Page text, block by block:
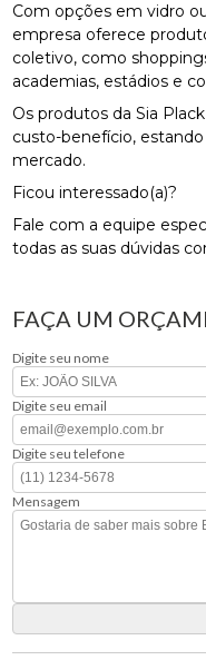
Com opções em vidro
empresa oferece
coletivo, como
academias, estádios e
Os produtos da Sia
custo-benefício,
mercado.
Ficou interessado(a)?
Fale com a equipe
todas as suas dúvidas
FAÇA UM
Digite seu nome
Digite seu email
Digite seu telefone
Mensagem